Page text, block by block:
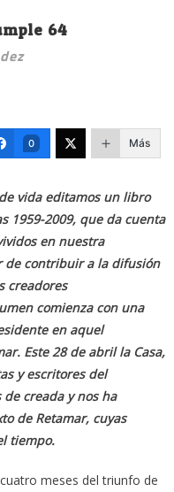
64
0 Más
vida editamos un libro
1959-2009, que da cuenta
en nuestra
de contribuir a la difusión
creadores
comienza con una
en aquel
Este 28 de abril la Casa,
y escritores del
creada y nos ha
de Retamar, cuyas
tiempo.
meses del triunfo de